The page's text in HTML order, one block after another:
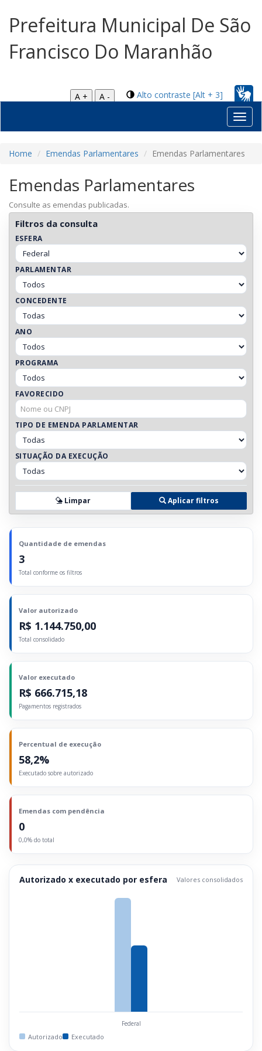
Prefeitura Municipal De São
Francisco Do Maranhão
Alto contraste [Alt + 3]
A +
A -
Home Emendas Parlamentares Emendas Parlamentares
Emendas Parlamentares
Consulte as emendas publicadas.
Filtros da consulta
ESFERA
PARLAMENTAR
CONCEDENTE
ANO
PROGRAMA
FAVORECIDO
TIPO DE EMENDA PARLAMENTAR
SITUAÇÃO DA EXECUÇÃO
Limpar Aplicar filtros
Quantidade de emendas
3
Total conforme os filtros
Valor autorizado
R$ 1.144.750,00
Total consolidado
Valor executado
R$ 666.715,18
Pagamentos registrados
Percentual de execução
58,2%
Executado sobre autorizado
Emendas com pendência
0
0,0% do total
Autorizado x executado por esfera Valores consolidados
Federal
Autorizado Executado